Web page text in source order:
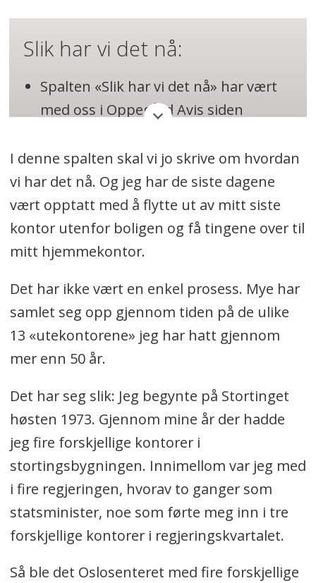
Slik har vi det nå:
Spalten «Slik har vi det nå» har vært
med oss i Oppegård Avis siden
Her får lokale bidragsytere gi et
innblikk i hva de er opptatt av for
tiden, enten privat eller profesjonelt.
Dagens spaltist-korps består av
Christian Lund, Oddbjørn Lager
Nesje, Cecilie Pind, Jarle Halvorsen,
Line Pernille Haga, Bibbi Neergaard,
Marianne Mørk, Kjell Magne
Ivar Nohr.
I denne spalten skal vi jo skrive om hvordan
vi har det nå. Og jeg har de siste dagene
vært opptatt med å flytte ut av mitt siste
kontor utenfor boligen og få tingene over til
mitt hjemmekontor.
Det har ikke vært en enkel prosess. Mye har
samlet seg opp gjennom tiden på de ulike
13 «utekontorene» jeg har hatt gjennom
mer enn 50 år.
Det har seg slik: Jeg begynte på Stortinget
høsten 1973. Gjennom mine år der hadde
jeg fire forskjellige kontorer i
stortingsbygningen. Innimellom var jeg med
i fire regjeringen, hvorav to ganger som
statsminister, noe som førte meg inn i tre
forskjellige kontorer i regjeringskvartalet.
Så ble det Oslosenteret med fire forskjellige